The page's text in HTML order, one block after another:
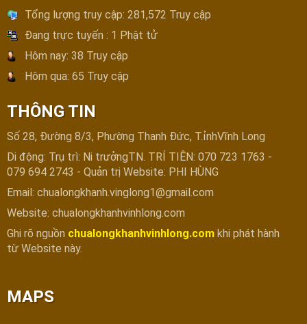
Tổng lượng truy cập: 281,572 Truy cập
Đang trực tuyến : 1 Phật tử
Hôm nay: 38 Truy cập
Hôm qua: 65 Truy cập
THÔNG TIN
Số 28, Đường 8/3, Phường Thanh Đức, T.ỉnhVĩnh Long
Di động: Trụ trì: Ni trưởngTN. TRÍ TIÊN: 070 723 1763 -
079 694 2743 - Quản trị Website: PHI HÙNG
Email: chualongkhanh.vinglong1@gmail.com
Website: chualongkhanhvinhlong.com
Ghi rõ nguồn chualongkhanhvinhlong.com khi phát hành
từ Website này.
MAPS